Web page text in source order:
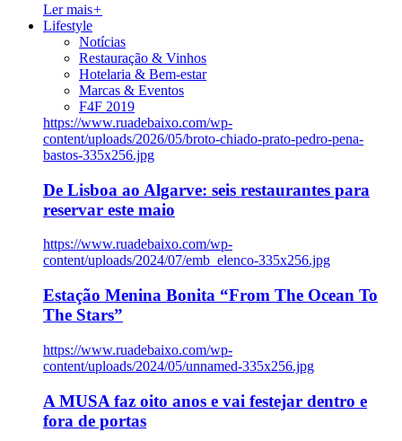
Ler mais+
Lifestyle
Notícias
Restauração & Vinhos
Hotelaria & Bem-estar
Marcas & Eventos
F4F 2019
https://www.ruadebaixo.com/wp-
content/uploads/2026/05/broto-chiado-prato-pedro-pena-
bastos-335x256.jpg
De Lisboa ao Algarve: seis restaurantes para
reservar este maio
https://www.ruadebaixo.com/wp-
content/uploads/2024/07/emb_elenco-335x256.jpg
Estação Menina Bonita “From The Ocean To
The Stars”
https://www.ruadebaixo.com/wp-
content/uploads/2024/05/unnamed-335x256.jpg
A MUSA faz oito anos e vai festejar dentro e
fora de portas